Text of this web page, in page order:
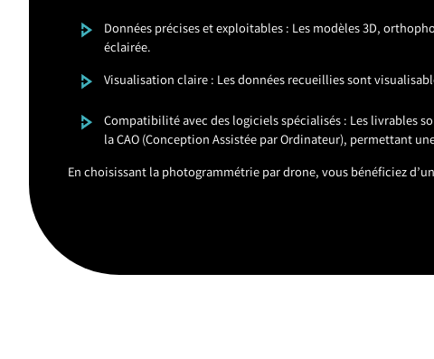
Données précises et exploitables : Les modèles 3D,
éclairée.
Visualisation claire : Les données recueillies sont
Compatibilité avec des logiciels spécialisés : Les livrables
la CAO (Conception Assistée par Ordinateur), permettant
En choisissant la photogrammétrie par drone, vous bénéficiez